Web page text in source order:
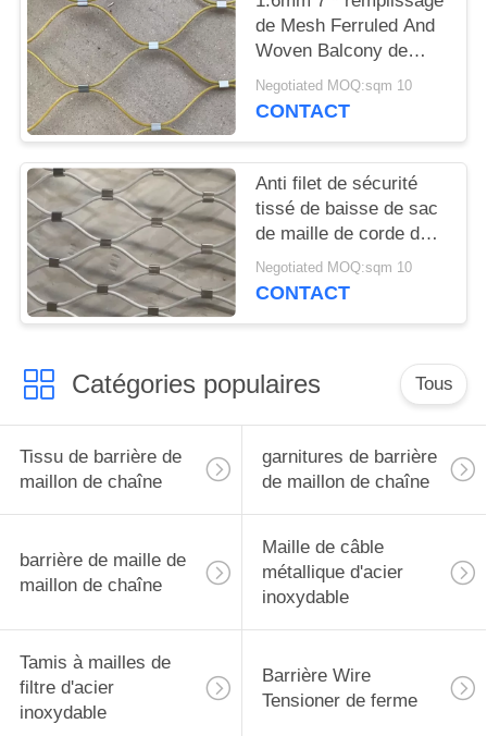
de Mesh Ferruled And
Woven Balcony de
câble métallique de
l'acier inoxydable 19
Negotiated MOQ:sqm 10
CONTACT
Anti filet de sécurité
tissé de baisse de sac
de maille de corde du
vol 7x19 pour le
projecteur
Negotiated MOQ:sqm 10
CONTACT
Catégories populaires Tous
Tissu de barrière de
maillon de chaîne
garnitures de barrière
de maillon de chaîne
barrière de maille de
maillon de chaîne
Maille de câble
métallique d'acier
inoxydable
Tamis à mailles de
filtre d'acier
inoxydable
Barrière Wire
Tensioner de ferme